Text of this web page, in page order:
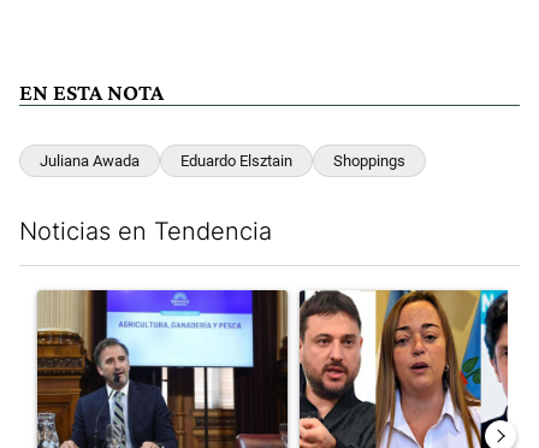
EN ESTA NOTA
Juliana Awada Eduardo Elsztain Shoppings
Noticias en Tendencia
Un artículo de tendencia con el título "Di Tullio impugnó a
Un artículo de tendencia con